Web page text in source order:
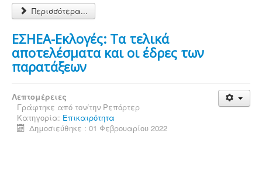
Περισσότερα...
ΕΣΗΕΑ-Εκλογές: Τα τελικά
αποτελέσματα και οι έδρες των
παρατάξεων
Λεπτομέρειες
Γράφτηκε από τον/την Ρεπόρτερ
Κατηγορία: Επικαιρότητα
Δημοσιεύθηκε : 01 Φεβρουαρίου 2022